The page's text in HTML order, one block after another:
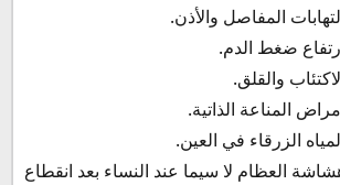
المفاصل والأذن.
ضغط الدم.
والقلق.
المناعة الذاتية.
الزرقاء في العين.
العظام لا سيما عند النساء بعد انقطاع